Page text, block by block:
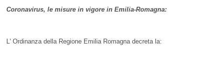
Coronavirus, le misure in vigore in Emilia-Romagna:
L' Ordinanza della Regione Emilia Romagna decreta la: